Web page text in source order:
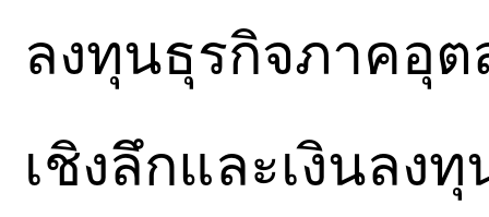
ลงทุนธุรกิจภาคอุ
เชิงลึกและเงินลงทุ